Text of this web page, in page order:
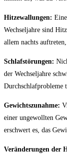
Hitzewallungen:
Wechseljahre ⁣sind⁢
allem nachts
Schlafstörungen:
der Wechseljahre
Durchschlafprobleme
Gewichtszunahme:
einer ungewollten
erschwert es, das
Veränderungen der